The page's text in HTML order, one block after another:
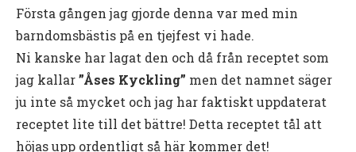
Första gången jag gjorde denna var med min
barndomsbästis på en tjejfest vi hade.
Ni kanske har lagat den och då från receptet som
jag kallar”Åses Kyckling” men det namnet säger
ju inte så mycket och jag har faktiskt uppdaterat
receptet lite till det bättre! Detta receptet tål att
höjas upp ordentligt så här kommer det!